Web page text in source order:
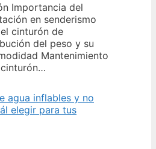
Importancia del
en senderismo
cinturón de
del peso y su
Mantenimiento